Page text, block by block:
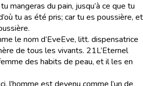
mangeras du pain, jusqu’à ce que tu
tu as été pris; car tu es poussière, et
le nom d’EveEve, litt. dispensatrice
de tous les vivants. 21L’Eternel
des habits de peau, et il les en